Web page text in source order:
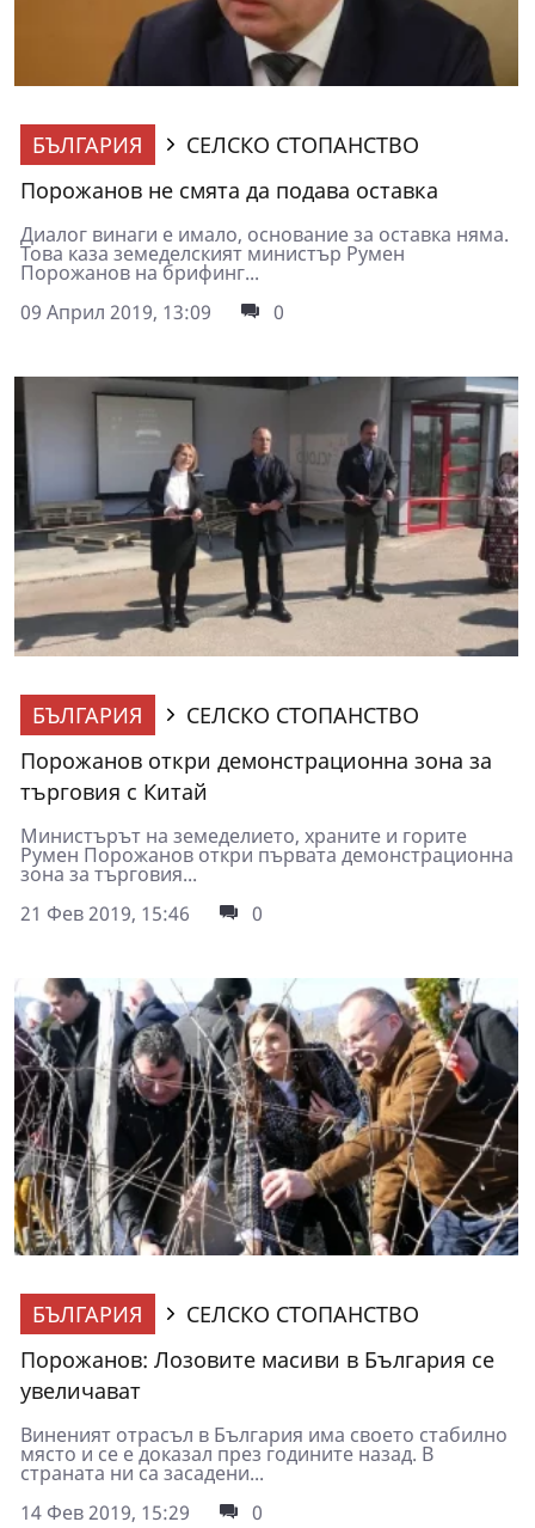
БЪЛГАРИЯ
СЕЛСКО СТОПАНСТВО
Порожанов не смята да подава оставка
Диалог винаги е имало, основание за оставка няма.
Това каза земеделският министър Румен
Порожанов на брифинг...
09 Април 2019, 13:09
0
БЪЛГАРИЯ
СЕЛСКО СТОПАНСТВО
Порожанов откри демонстрационна зона за
търговия с Китай
Министърът на земеделието, храните и горите
Румен Порожанов откри първата демонстрационна
зона за търговия...
21 Фев 2019, 15:46
0
БЪЛГАРИЯ
СЕЛСКО СТОПАНСТВО
Порожанов: Лозовите масиви в България се
увеличават
Виненият отрасъл в България има своето стабилно
място и се е доказал през годините назад. В
страната ни са засадени...
14 Фев 2019, 15:29
0